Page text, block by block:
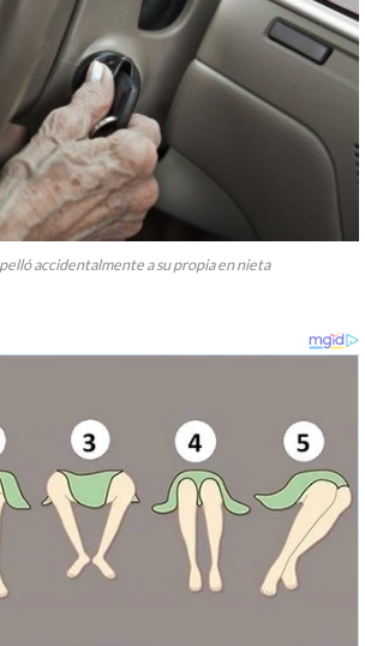
accidentalmente a su propia en nieta